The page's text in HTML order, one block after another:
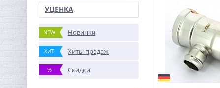
УЦЕНКА
NEW Новинки
ХИТ Хиты продаж
% Скидки